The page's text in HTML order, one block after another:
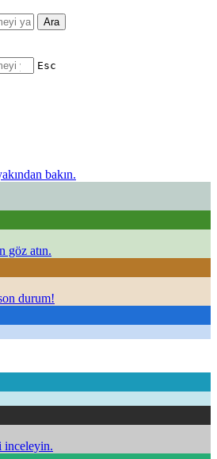
Ara
Esc
bakın.
göz atın.
durum!
inceleyin.